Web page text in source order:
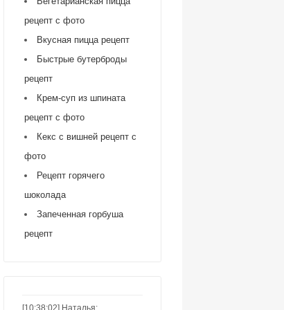
рецепт с фото
Вкусная пицца рецепт
Быстрые бутерброды
рецепт
Крем-суп из шпината
рецепт с фото
Кекс с вишней рецепт с
фото
Рецепт горячего
шоколада
Запеченная горбуша
рецепт
[10:38:02] Наталья: